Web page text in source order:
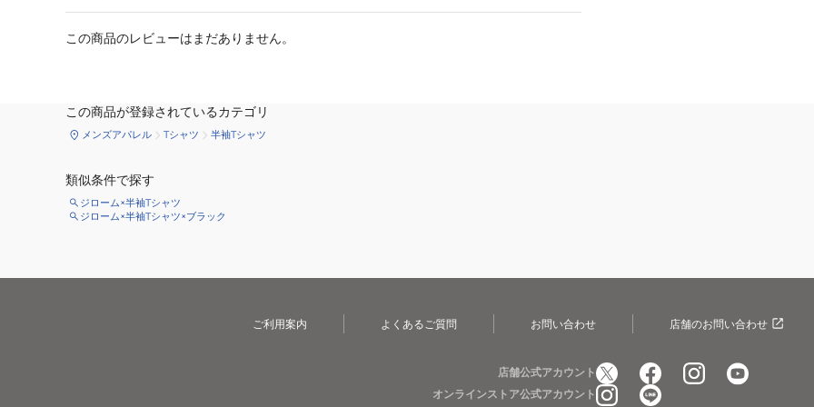
この商品のレビューはまだありません。
この商品が登録されているカテゴリ
メンズアパレル Tシャツ 半袖Tシャツ
類似条件で探す
ジローム×半袖Tシャツ
ジローム×半袖Tシャツ×ブラック
ご利用案内 よくあるご質問 お問い合わせ 店舗のお問い合わせ
店舗公式アカウント
オンラインストア公式アカウント